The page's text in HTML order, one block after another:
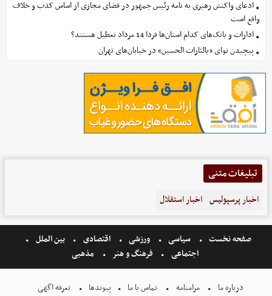
ادعای واکنش رهبری به نامه رئیس جمهور در فضای مجازی از اساس کذب و خلاف
واقع است
ادارات و بانک‌های کدام استان‌ها فردا 14 مرداد تعطیل هستند؟
پیچیدن نوای «یالثارات الحسین» در خیابان‌های تهران
تبلیغات متنی
اخبار پرسپولیس اخبار استقلال
صفحه نخست سیاسی ورزشی اقتصادی
بین الملل
اجتماعی
فرهنگ و هنر مذهبی
درباره ما مرامنامه تماس با ما پیوندها تعرفه اگهی